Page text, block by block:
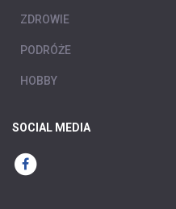
ZDROWIE
PODRÓŻE
HOBBY
SOCIAL MEDIA